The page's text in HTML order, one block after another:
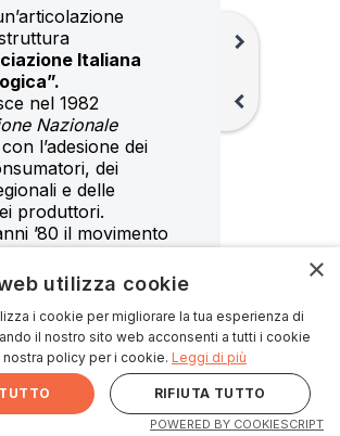
Italiana
nel 1982
Nazionale
con l’adesione dei
dei
e delle
produttori.
’80 il movimento
Veneto
occuparsi di agricoltura
del Veneto.
’90 Aiab Veneto si
organizzazione non
sociale (Onlus) e dal
di certificazione e
keyboard_arrow_up
Card
chevron_right
chevron_left
×
utilizza cookie
i cookie per migliorare la tua esperienza di
il nostro sito web acconsenti a tutti i cookie
policy per i cookie. Leggi di più
RIFIUTA TUTTO
POWERED BY COOKIESCRIPT